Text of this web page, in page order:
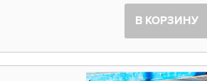
В КОРЗИНУ